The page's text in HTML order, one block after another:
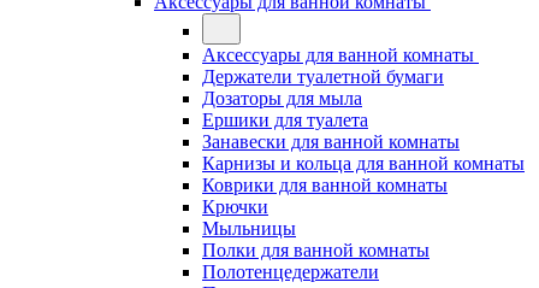
Аксессуары для ванной комнаты
Держатели туалетной бумаги
Дозаторы для мыла
Ершики для туалета
Занавески для ванной комнаты
Карнизы и кольца для ванной комнаты
Коврики для ванной комнаты
Крючки
Мыльницы
Полки для ванной комнаты
Полотенцедержатели